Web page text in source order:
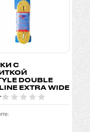
С
DOUBLE
EXTRA WIDE